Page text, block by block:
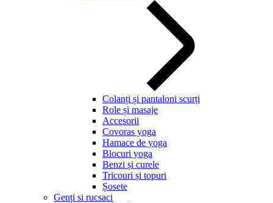
Colanți și pantaloni scurți
Role și masaje
Accesorii
Covoras yoga
Hamace de yoga
Blocuri yoga
Benzi și curele
Tricouri și topuri
Șosete
Genți si rucsaci